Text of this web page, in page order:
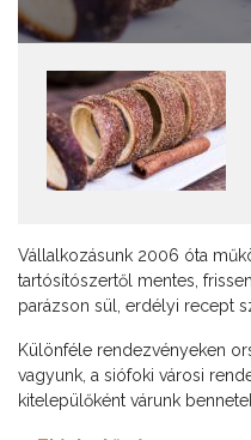
Vállalkozásunk 2006 óta
tartósítószertől mentes,
parázson sül, erdélyi recept
Különféle rendezvényeken
vagyunk, a siófoki városi
kitelepülőként várunk